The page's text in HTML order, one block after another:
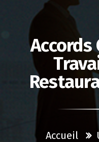
Accueil